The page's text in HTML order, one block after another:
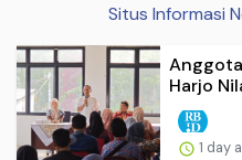
Situs Informasi
Anggota
Harjo
1 day